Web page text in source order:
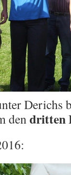
Derichs
dendritten